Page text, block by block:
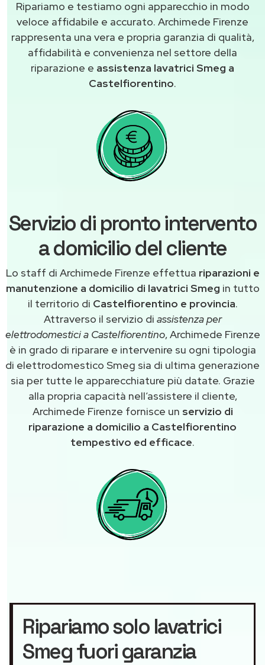
Ripariamo e testiamo ogni apparecchio in modo
veloce affidabile e accurato. Archimede Firenze
rappresenta una vera e propria garanzia di qualità,
affidabilità e convenienza nel settore della
riparazione e assistenza lavatrici Smeg a
Castelfiorentino.
Servizio di pronto intervento
a domicilio del cliente
Lo staff di Archimede Firenze effettua riparazioni e
manutenzione a domicilio di lavatrici Smeg in tutto
il territorio di Castelfiorentino e provincia.
Attraverso il servizio di assistenza per
elettrodomestici a Castelfiorentino, Archimede Firenze
è in grado di riparare e intervenire su ogni tipologia
di elettrodomestico Smeg sia di ultima generazione
sia per tutte le apparecchiature più datate. Grazie
alla propria capacità nell’assistere il cliente,
Archimede Firenze fornisce un servizio di
riparazione a domicilio a Castelfiorentino
tempestivo ed efficace.
Ripariamo solo lavatrici
Smeg fuori garanzia